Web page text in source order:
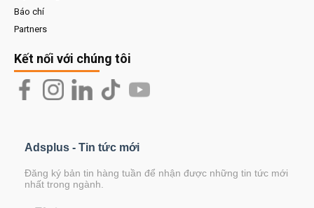
Báo chí
Partners
Kết nối với chúng tôi